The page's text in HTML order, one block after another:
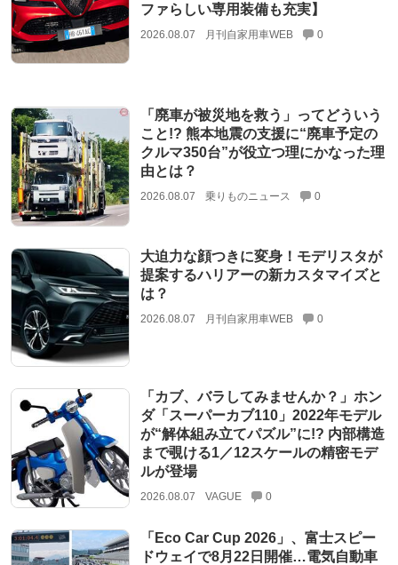
ファらしい専用装備も充実】
2026.08.07 月刊自家用車WEB 0
「廃車が被災地を救う」ってどういう
こと!? 熊本地震の支援に“廃車予定の
クルマ350台”が役立つ理にかなった理
由とは？
2026.08.07 乗りものニュース 0
大迫力な顔つきに変身！モデリスタが
提案するハリアーの新カスタマイズと
は？
2026.08.07 月刊自家用車WEB 0
「カブ、バラしてみませんか？」ホン
ダ「スーパーカブ110」2022年モデル
が“解体組み立てパズル”に!? 内部構造
まで覗ける1／12スケールの精密モデ
ルが登場
2026.08.07 VAGUE 0
「Eco Car Cup 2026」、富士スピー
ドウェイで8月22日開催…電気自動車